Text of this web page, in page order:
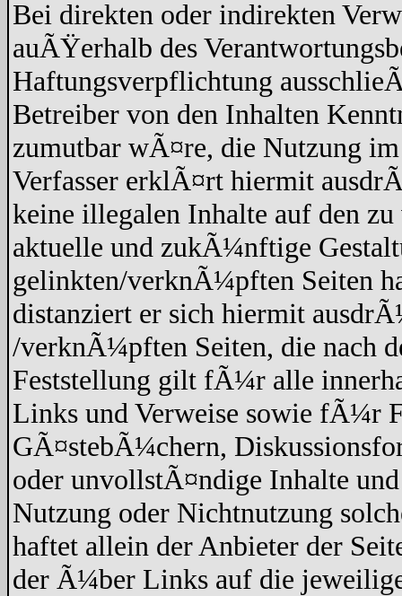
Bei direkten oder indirekten
auÃŸerhalb des
Haftungsverpflichtung
Betreiber von den Inhalten
zumutbar wÃ¤re, die Nutzung
Verfasser erklÃ¤rt hiermit
keine illegalen Inhalte auf den
aktuelle und zukÃ¼nftige
gelinkten/verknÃ¼pften Seiten
distanziert er sich hiermit
/verknÃ¼pften Seiten, die nach
Feststellung gilt fÃ¼r alle
Links und Verweise sowie fÃ¼r
GÃ¤stebÃ¼chern,
oder unvollstÃ¤ndige Inhalte
Nutzung oder Nichtnutzung
haftet allein der Anbieter der
der Ã¼ber Links auf die